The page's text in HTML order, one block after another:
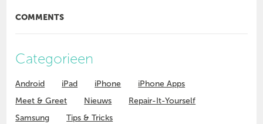
COMMENTS
Categorieen
Android iPad iPhone
iPhone Apps
Meet & Greet
Nieuws
Repair-It-Yourself
Samsung
Tips & Tricks